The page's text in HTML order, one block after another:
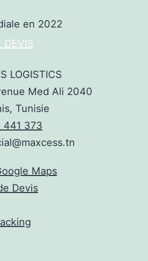
en 2022
DEVIS
LOGISTICS
Med Ali 2040
Tunisie
441 373
Maps
Devis